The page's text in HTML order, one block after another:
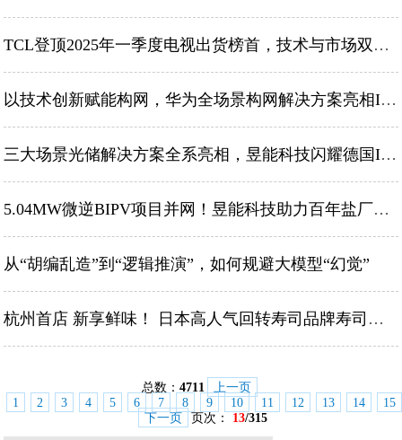
TCL登顶2025年一季度电视出货榜首，技术与市场双领先
以技术创新赋能构网，华为全场景构网解决方案亮相Intersolar Europe
三大场景光储解决方案全系亮相，昱能科技闪耀德国Intersolar
5.04MW微逆BIPV项目并网！昱能科技助力百年盐厂低碳转型
从“胡编乱造”到“逻辑推演”，如何规避大模型“幻觉”
杭州首店 新享鲜味！ 日本高人气回转寿司品牌寿司郎杭州首店4月30日盛大开业
总数： 4711
上一页
1
2 3 4 5 6 7 8 9 10 11 12 13 14
15
下一页
页次： 13/315